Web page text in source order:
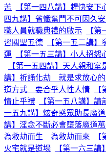
苦
【第一四八講】趕快安
四九講】省懺奮鬥不可因久
職人員就職典禮的啟示
【
習關聖五德
【第一五二講
運
【第一五三講】小人招
【第一五四講】天人親和
講】祈誦化劫 就是求放心
道方式 要合乎人性人情
情止乎禮
【第一五八講】
一五九講】炫奇惑眾助長魔
講】淫念不斷必會墮落魔道
為救劫而生 為救劫而來
火宅就是道場
【第一六三